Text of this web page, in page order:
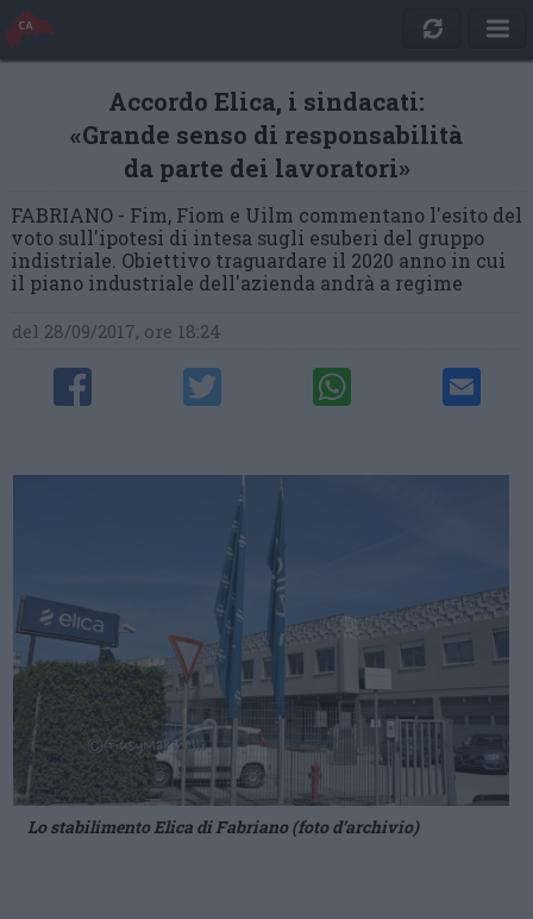
Accordo Elica, i sindacati:
«Grande senso di responsabilità
da parte dei lavoratori»
FABRIANO - Fim, Fiom e Uilm commentano l'esito del
voto sull'ipotesi di intesa sugli esuberi del gruppo
indistriale. Obiettivo traguardare il 2020 anno in cui
il piano industriale dell'azienda andrà a regime
del 28/09/2017, ore 18:24
Lo stabilimento Elica di Fabriano (foto d’archivio)